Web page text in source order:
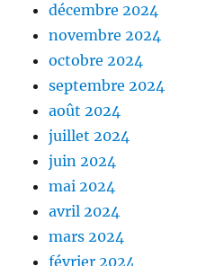
décembre 2024
novembre 2024
octobre 2024
septembre 2024
août 2024
juillet 2024
juin 2024
mai 2024
avril 2024
mars 2024
février 2024